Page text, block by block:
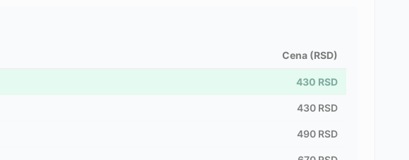
Cena (RSD)
430 RSD
430 RSD
490 RSD